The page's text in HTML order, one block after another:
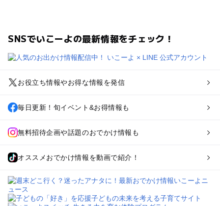
SNSでいこーよの最新情報をチェック！
お役立ち情報やお得な情報を発信
毎日更新！旬イベント&お得情報も
無料招待企画や話題のおでかけ情報も
オススメおでかけ情報を動画で紹介！